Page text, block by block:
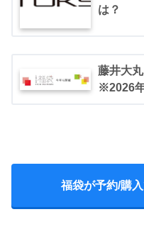
は？
藤井大
※2026
福袋が予約/購